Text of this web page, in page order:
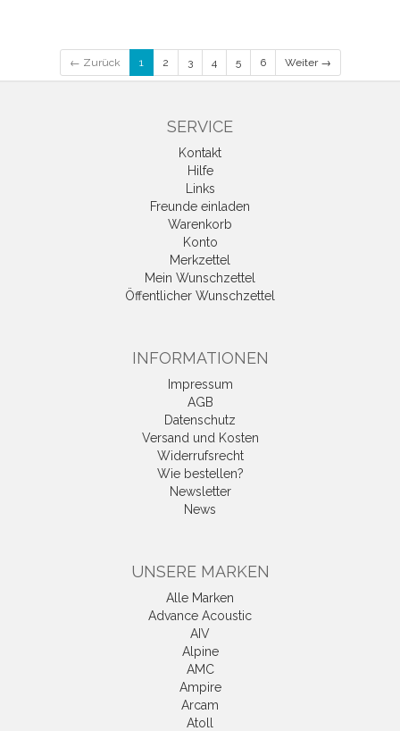
← Zurück 1 2 3 4 5 6 Weiter →
SERVICE
Kontakt
Hilfe
Links
Freunde einladen
Warenkorb
Konto
Merkzettel
Mein Wunschzettel
Öffentlicher Wunschzettel
INFORMATIONEN
Impressum
AGB
Datenschutz
Versand und Kosten
Widerrufsrecht
Wie bestellen?
Newsletter
News
UNSERE MARKEN
Alle Marken
Advance Acoustic
AIV
Alpine
AMC
Ampire
Arcam
Atoll